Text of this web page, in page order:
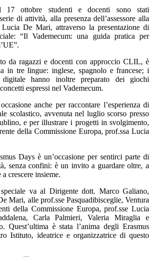
17 ottobre studenti e docenti sono stati
di attività, alla presenza dell’assessore alla
De Mari, attraverso la presentazione di
“Il Vademecum: una guida pratica per
da ragazzi e docenti con approccio CLIL, è
in tre lingue: inglese, spagnolo e francese; i
hanno inoltre preparato dei giochi
espressi nel Vademecum.
anche per raccontare l’esperienza di
scolastico, avvenuta nel luglio scorso presso
e per illustrare i progetti in svolgimento,
della Commissione Europa, prof.ssa Lucia
Days è un’occasione per sentirci parte di
senza confini: è un invito a guardare oltre, a
crescere insieme.
va al Dirigente dott. Marco Galiano,
Mari, alle prof.sse Pasquadibisceglie, Ventura
della Commissione Europa, prof.sse Lucia
Carla Palmieri, Valeria Miraglia e
Quest’ultima è stata l’anima degli Erasmus
Istituto, ideatrice e organizzatrice di questo